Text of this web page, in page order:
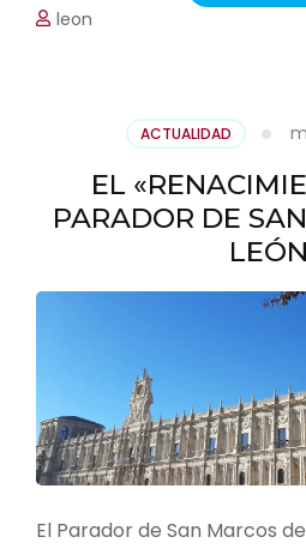
leon
ACTUALIDAD
EL
PARADOR DE
LEÓN
El Parador de San Marcos